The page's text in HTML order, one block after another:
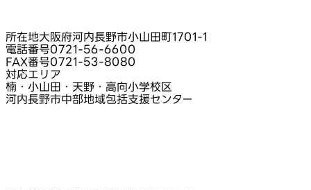
所在地大阪府河内長野市小山田町1701-1
電話番号0721-56-6600
FAX番号0721-53-8080
対応エリア
楠・小山田・天野・高向小学校区
河内長野市中部地域包括支援センター